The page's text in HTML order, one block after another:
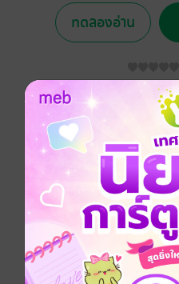
ทดลองอ่าน
อยากได้ ซื้อเป็นของขวัญ
ประเภทไฟล์
วันที่วางขาย
ความยาว